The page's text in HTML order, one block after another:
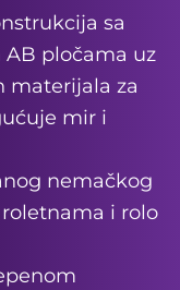
sa
pločama uz
materijala za
mir i
nemačkog
i rolo